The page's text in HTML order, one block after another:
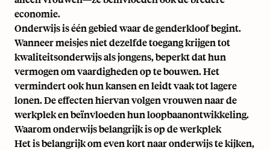
economie.
Onderwijs is één gebied waar de genderkloof begint.
Wanneer meisjes niet dezelfde toegang krijgen tot
kwaliteitsonderwijs als jongens, beperkt dat hun
vermogen om vaardigheden op te bouwen. Het
vermindert ook hun kansen en leidt vaak tot lagere
lonen. De effecten hiervan volgen vrouwen naar de
werkplek en beïnvloeden hun loopbaanontwikkeling.
Waarom onderwijs belangrijk is op de werkplek
Het is belangrijk om even kort naar onderwijs te kijken,